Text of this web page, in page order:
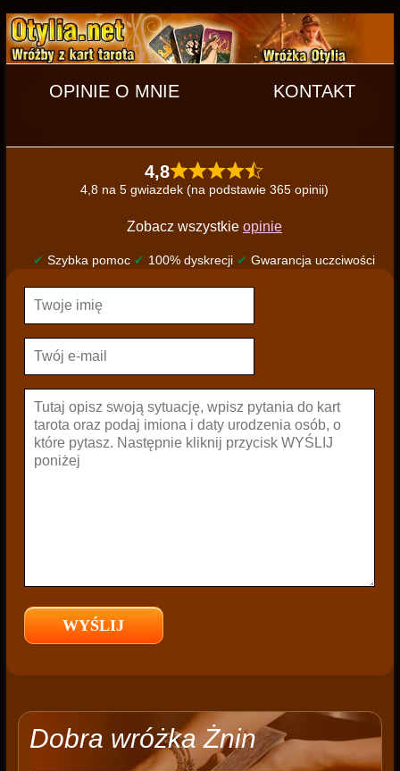
OPINIE O MNIE KONTAKT
4,8
4,8 na 5 gwiazdek (na podstawie 365 opinii)
Zobacz wszystkie opinie
✔ Szybka pomoc ✔ 100% dyskrecji ✔ Gwarancja uczciwości
Dobra wróżka Żnin